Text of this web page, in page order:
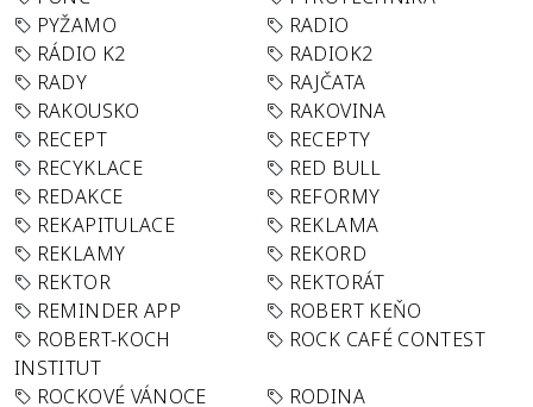
PYŽAMO
RADIO
RÁDIO K2
RADIOK2
RADY
RAJČATA
RAKOUSKO
RAKOVINA
RECEPT
RECEPTY
RECYKLACE
RED BULL
REDAKCE
REFORMY
REKAPITULACE
REKLAMA
REKLAMY
REKORD
REKTOR
REKTORÁT
REMINDER APP
ROBERT KEŇO
ROBERT-KOCH
INSTITUT
ROCK CAFÉ CONTEST
ROCKOVÉ VÁNOCE
RODINA